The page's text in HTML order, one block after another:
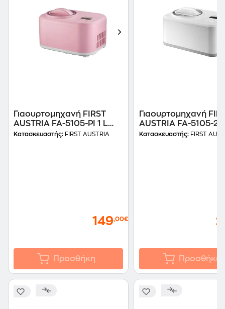
Γιαουρτομηχανή FIRST
AUSTRIA FA-5105-PI 1 L
100 W Ροζ
Κατασκευαστής: FIRST AUSTRIA
149,00€
Προσθήκη
Γιαουρτομηχανή
AUSTRIA FA-5105-2
120 W Λευκό
Κατασκευαστής: FIRST
Προσθήκη